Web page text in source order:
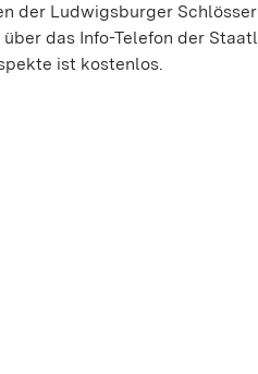
der Ludwigsburger
das Info-Telefon der
ist kostenlos.